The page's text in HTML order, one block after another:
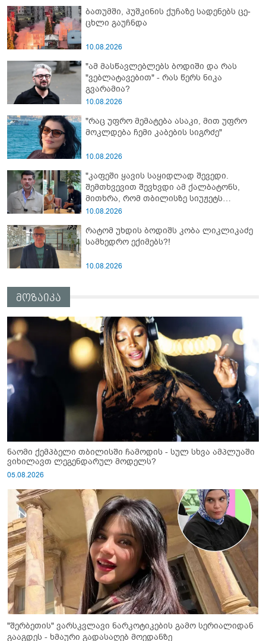
ბა­თუმ­ში, პუშ­კი­ნის ქუ­ჩა­ზე სა­დე­ნებს ცე­
ცხლი გა­უჩ­ნდა
10.08.2026
"ამ მასწავლებლებს ბოდიში და რას
"ვებლატავებით" - რას წერს ნიკა
გვარამია?
10.08.2026
"რაც უფრო მემატება ასაკი, მით უფრო
მოკლდება ჩემი კაბების სიგრძე"
10.08.2026
"კაფეში ყავის საყიდლად შევედი.
შემთხვევით შევხვდი ამ ქალბატონს,
მითხრა, რომ თბილისზე სიუჟეტს
ვაკეთებო და..." - რას ამბობს კახა
ინტერვიუზე
10.08.2026
რატომ უხდის ბოდიშს კობა ლიკლიკაძე
სამხედრო ექიმებს?!
10.08.2026
მოზაიკა
ნაომი ქემპბელი თბილისში ჩამოდის - სულ სხვა ამპლუაში
ვიხილავთ ლეგენდარულ მოდელს?
05.08.2026
"შერბეთის" ვარსკვლავი ნარკოტიკების გამო სერიალიდან
გააგდეს - ხმაური გადასაღებ მოედანზე